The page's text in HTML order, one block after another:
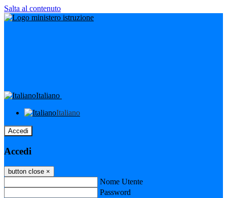
Salta al contenuto
Italiano
Italiano
Accedi
Accedi
button close ×
Nome Utente
Password